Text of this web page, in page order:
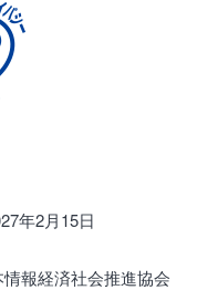
年2月15日
報経済社会推進協会